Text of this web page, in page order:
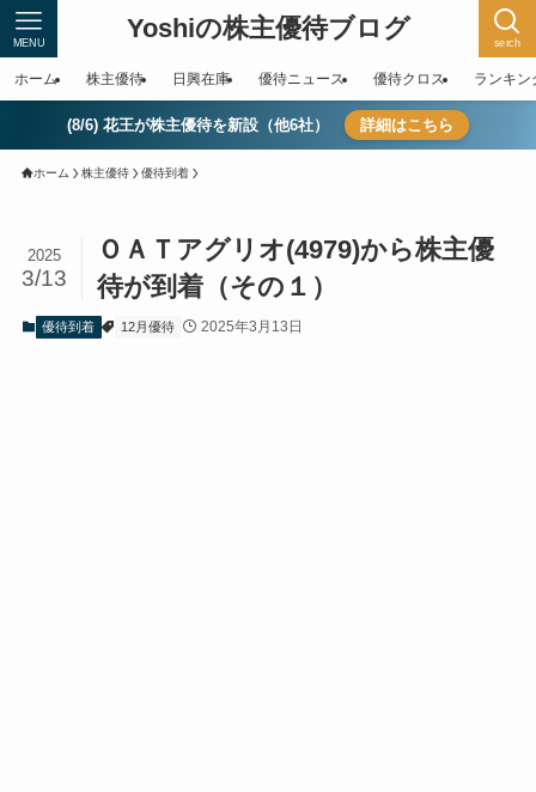
Yoshiの株主優待ブログ serch
MENU
ホーム 株主優待 日興在庫 優待ニュース 優待クロス ランキン
(8/6) 花王が株主優待を新設（他6社） 詳細はこちら
ホーム 株主優待 優待到着
ＯＡＴアグリオ(4979)から株主優
待が到着（その１）
2025
3/13
優待到着 12月優待 2025年3月13日